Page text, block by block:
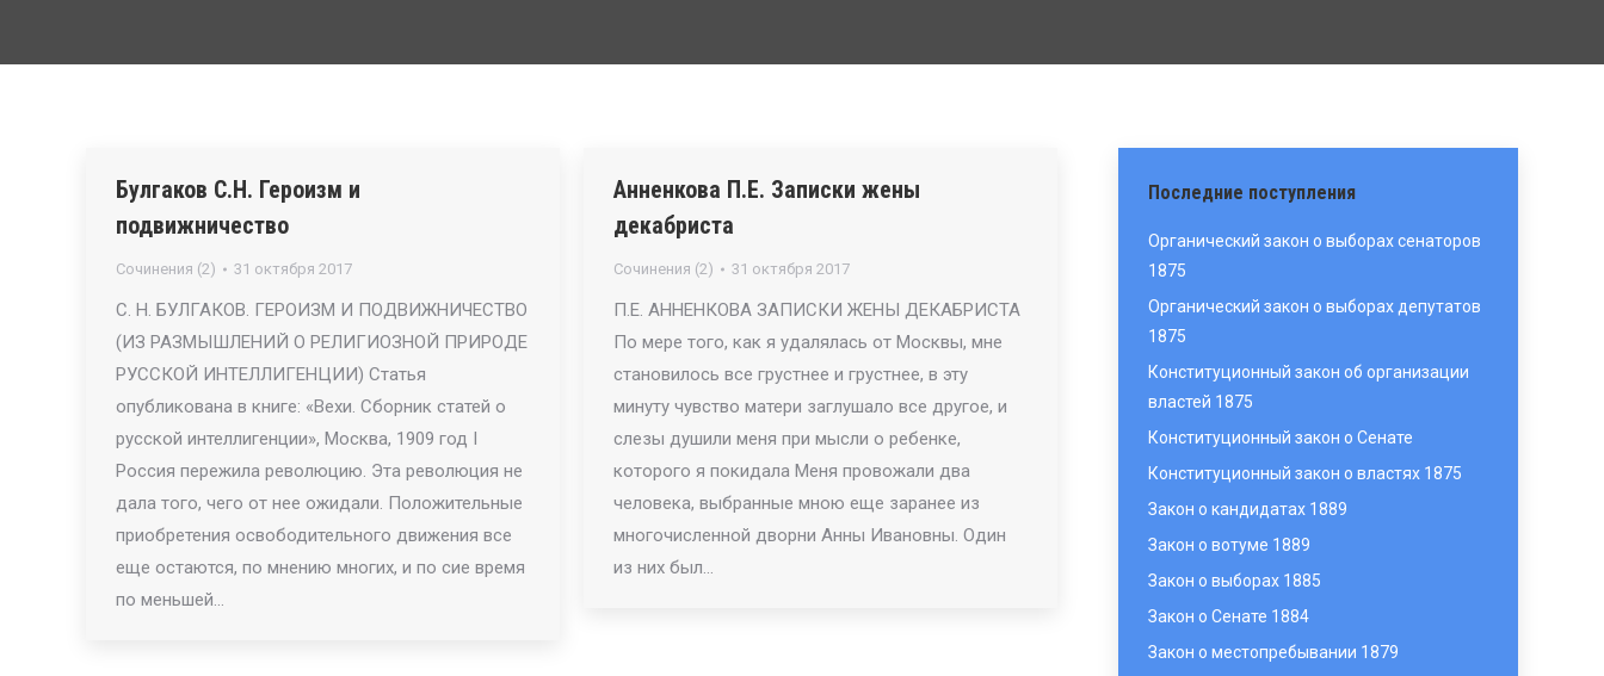
Булгаков С.Н. Героизм и
подвижничество
Сочинения (2) 31 октября 2017
С. Н. БУЛГАКОВ. ГЕРОИЗМ И ПОДВИЖНИЧЕСТВО
(ИЗ РАЗМЫШЛЕНИЙ О РЕЛИГИОЗНОЙ ПРИРОДЕ
РУССКОЙ ИНТЕЛЛИГЕНЦИИ) Статья
опубликована в книге: «Вехи. Сборник статей о
русской интеллигенции», Москва, 1909 год I
Россия пережила революцию. Эта революция не
дала того, чего от нее ожидали. Положительные
приобретения освободительного движения все
еще остаются, по мнению многих, и по сие время
по меньшей…
Анненкова П.Е. Записки жены
декабриста
Сочинения (2) 31 октября 2017
П.Е. АННЕНКОВА ЗАПИСКИ ЖЕНЫ ДЕКАБРИСТА
По мере того, как я удалялась от Москвы, мне
становилось все грустнее и грустнее, в эту
минуту чувство матери заглушало все другое, и
слезы душили меня при мысли о ребенке,
которого я покидала Меня провожали два
человека, выбранные мною еще заранее из
многочисленной дворни Анны Ивановны. Один
из них был…
Последние поступления
Органический закон о выборах сенаторов
1875
Органический закон о выборах депутатов
1875
Конституционный закон об организации
властей 1875
Конституционный закон о Сенате
Конституционный закон о властях 1875
Закон о кандидатах 1889
Закон о вотуме 1889
Закон о выборах 1885
Закон о Сенате 1884
Закон о местопребывании 1879